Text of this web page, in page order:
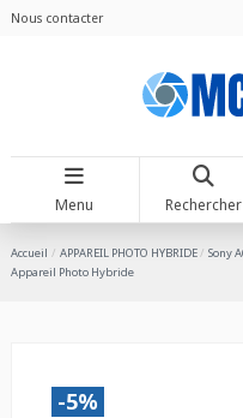
Nous contacter
Menu Rechercher
Accueil APPAREIL PHOTO HYBRIDE
Sony
Appareil Photo Hybride
-5%